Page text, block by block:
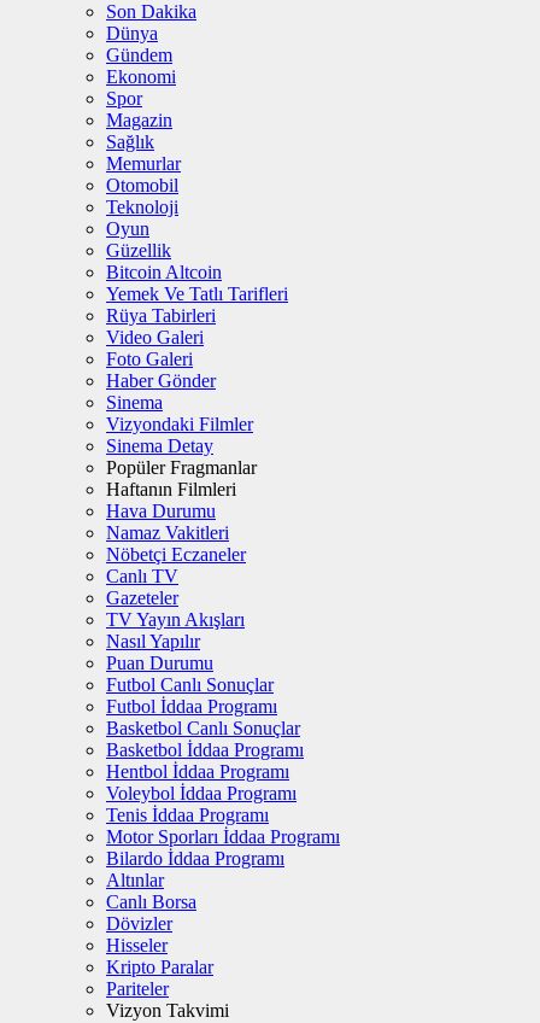
Son Dakika
Dünya
Gündem
Ekonomi
Spor
Magazin
Sağlık
Memurlar
Otomobil
Teknoloji
Oyun
Güzellik
Bitcoin Altcoin
Yemek Ve Tatlı Tarifleri
Rüya Tabirleri
Video Galeri
Foto Galeri
Haber Gönder
Sinema
Vizyondaki Filmler
Sinema Detay
Popüler Fragmanlar
Haftanın Filmleri
Hava Durumu
Namaz Vakitleri
Nöbetçi Eczaneler
Canlı TV
Gazeteler
TV Yayın Akışları
Nasıl Yapılır
Puan Durumu
Futbol Canlı Sonuçlar
Futbol İddaa Programı
Basketbol Canlı Sonuçlar
Basketbol İddaa Programı
Hentbol İddaa Programı
Voleybol İddaa Programı
Tenis İddaa Programı
Motor Sporları İddaa Programı
Bilardo İddaa Programı
Altınlar
Canlı Borsa
Dövizler
Hisseler
Kripto Paralar
Pariteler
Vizyon Takvimi